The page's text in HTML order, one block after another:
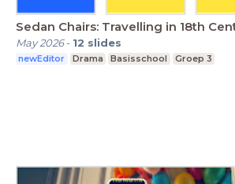
Sedan Chairs: Travelling in 18th
May 2026- 12 slides
newEditor Drama Basisschool Groep 3